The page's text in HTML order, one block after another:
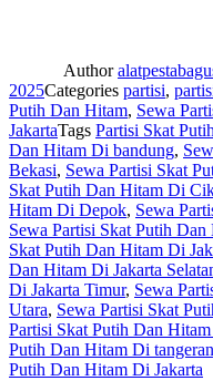
Author
2025Categories partisi,
Putih Dan Hitam, Sewa
JakartaTags Partisi Skat
Dan Hitam Di bandung,
Bekasi, Sewa Partisi Skat
Skat Putih Dan Hitam Di
Hitam Di Depok, Sewa
Sewa Partisi Skat Putih
Skat Putih Dan Hitam Di
Dan Hitam Di Jakarta
Di Jakarta Timur, Sewa
Utara, Sewa Partisi Skat
Partisi Skat Putih Dan
Putih Dan Hitam Di
Putih Dan Hitam Di Jakarta